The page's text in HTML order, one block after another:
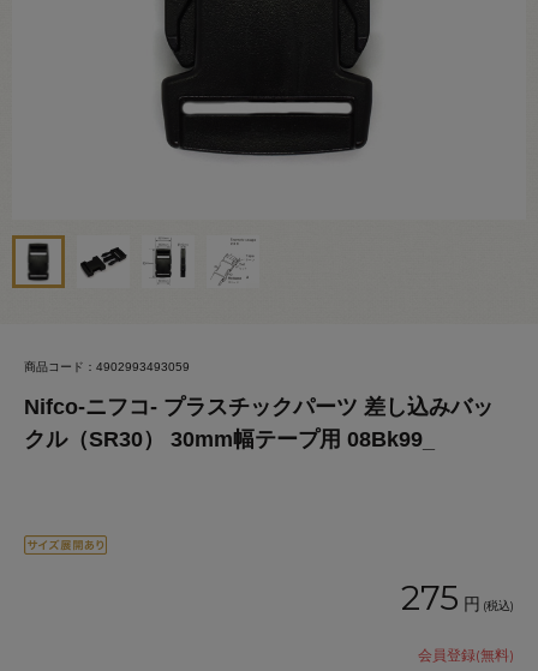
商品コード：4902993493059
Nifco-ニフコ- プラスチックパーツ 差し込みバッ
クル（SR30） 30mm幅テープ用 08Bk99_
275 円 (税込)
会員登録(無料)